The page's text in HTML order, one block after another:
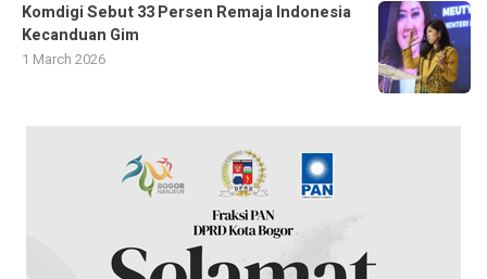
Komdigi Sebut 33 Persen Remaja Indonesia
Kecanduan Gim
1 March 2026